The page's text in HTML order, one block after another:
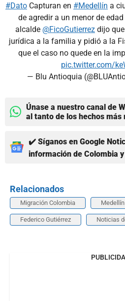
#Dato Capturan en #Medellín a
de agredir a un menor de
alcalde @FicoGutierrez dijo
jurídica a la familia y pidió a la
que el caso no quede en la
pic.twitter.com/
— Blu Antioquia
Únase a nuestro canal de
al tanto de los hechos más
✔️ Síganos en Google
información de Colombia
Relacionados
Migración Colombia Medellín
Federico Gutiérrez Noticias